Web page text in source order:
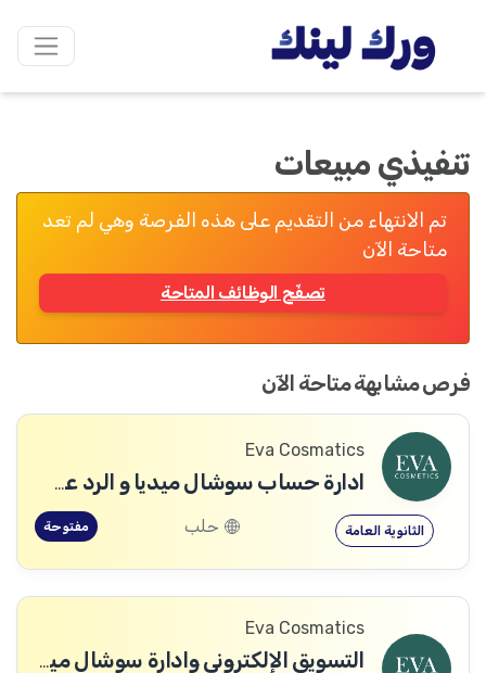
تنفيذي مبيعات
تم الانتهاء من التقديم على هذه الفرصة وهي لم تعد
متاحة الآن
تصفّح الوظائف المتاحة
فرص مشابهة متاحة الآن
Eva Cosmatics
ادارة حساب سوشال ميديا و الرد على الزبائن
الثانوية العامة حلب مفتوحة
Eva Cosmatics
التسويق الإلكتروني وادارة سوشال ميديا